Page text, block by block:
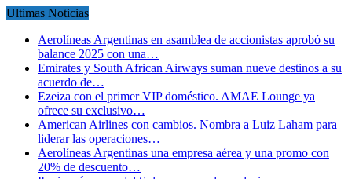
Ultimas Noticias
Aerolíneas Argentinas en asamblea de accionistas aprobó su
balance 2025 con una…
Emirates y South African Airways suman nueve destinos a su
acuerdo de…
Ezeiza con el primer VIP doméstico. AMAE Lounge ya
ofrece su exclusivo…
American Airlines con cambios. Nombra a Luiz Laham para
liderar las operaciones…
Aerolíneas Argentinas una empresa aérea y una promo con
20% de descuento…